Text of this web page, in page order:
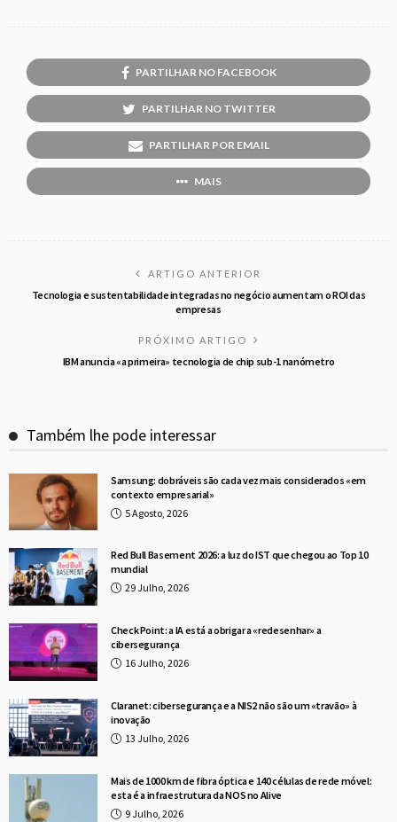
PARTILHAR NO FACEBOOK
PARTILHAR NO TWITTER
PARTILHAR POR EMAIL
MAIS
ARTIGO ANTERIOR
Tecnologia e sustentabilidade integradas no negócio aumentam o ROI das
empresas
PRÓXIMO ARTIGO
IBM anuncia «a primeira» tecnologia de chip sub-1 nanómetro
Também lhe pode interessar
Samsung: dobráveis são cada vez mais considerados «em
contexto empresarial»
5 Agosto, 2026
Red Bull Basement 2026: a luz do IST que chegou ao Top 10
mundial
29 Julho, 2026
Check Point: a IA está a obrigar a «redesenhar» a
cibersegurança
16 Julho, 2026
Claranet: cibersegurança e a NIS2 não são um «travão» à
inovação
13 Julho, 2026
Mais de 1000 km de fibra óptica e 140 células de rede móvel:
esta é a infraestrutura da NOS no Alive
9 Julho, 2026